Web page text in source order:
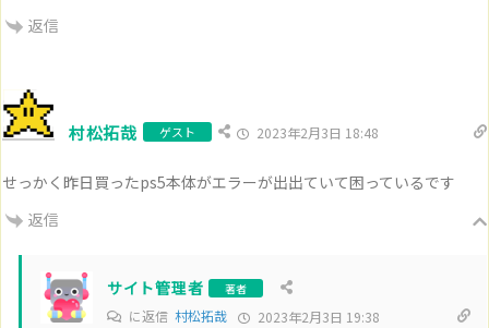
返信
村松拓哉 ゲスト 2023年2月3日 18:48
せっかく昨日買ったps5本体がエラーが出出ていて困っているです
返信
サイト管理者 著者
に返信 村松拓哉 2023年2月3日 19:38